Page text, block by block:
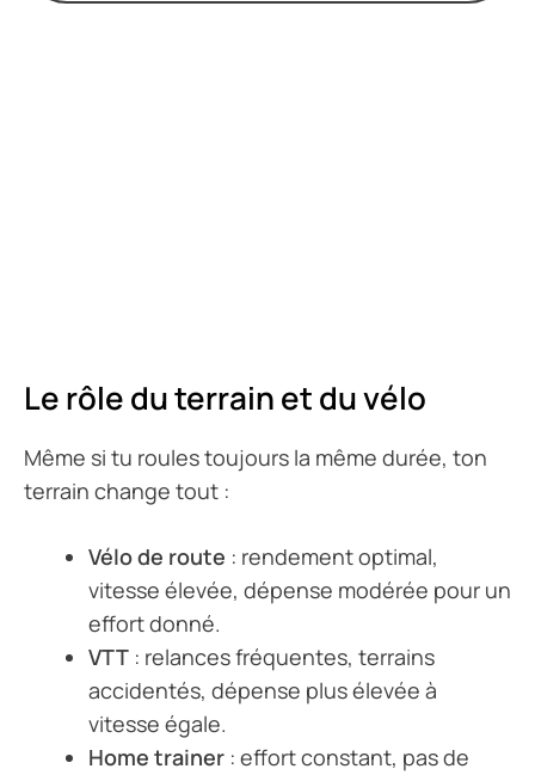
Le rôle du terrain et du vélo
Même si tu roules toujours la même durée, ton
terrain change tout :
Vélo de route : rendement optimal,
vitesse élevée, dépense modérée pour un
effort donné.
VTT : relances fréquentes, terrains
accidentés, dépense plus élevée à
vitesse égale.
Home trainer : effort constant, pas de